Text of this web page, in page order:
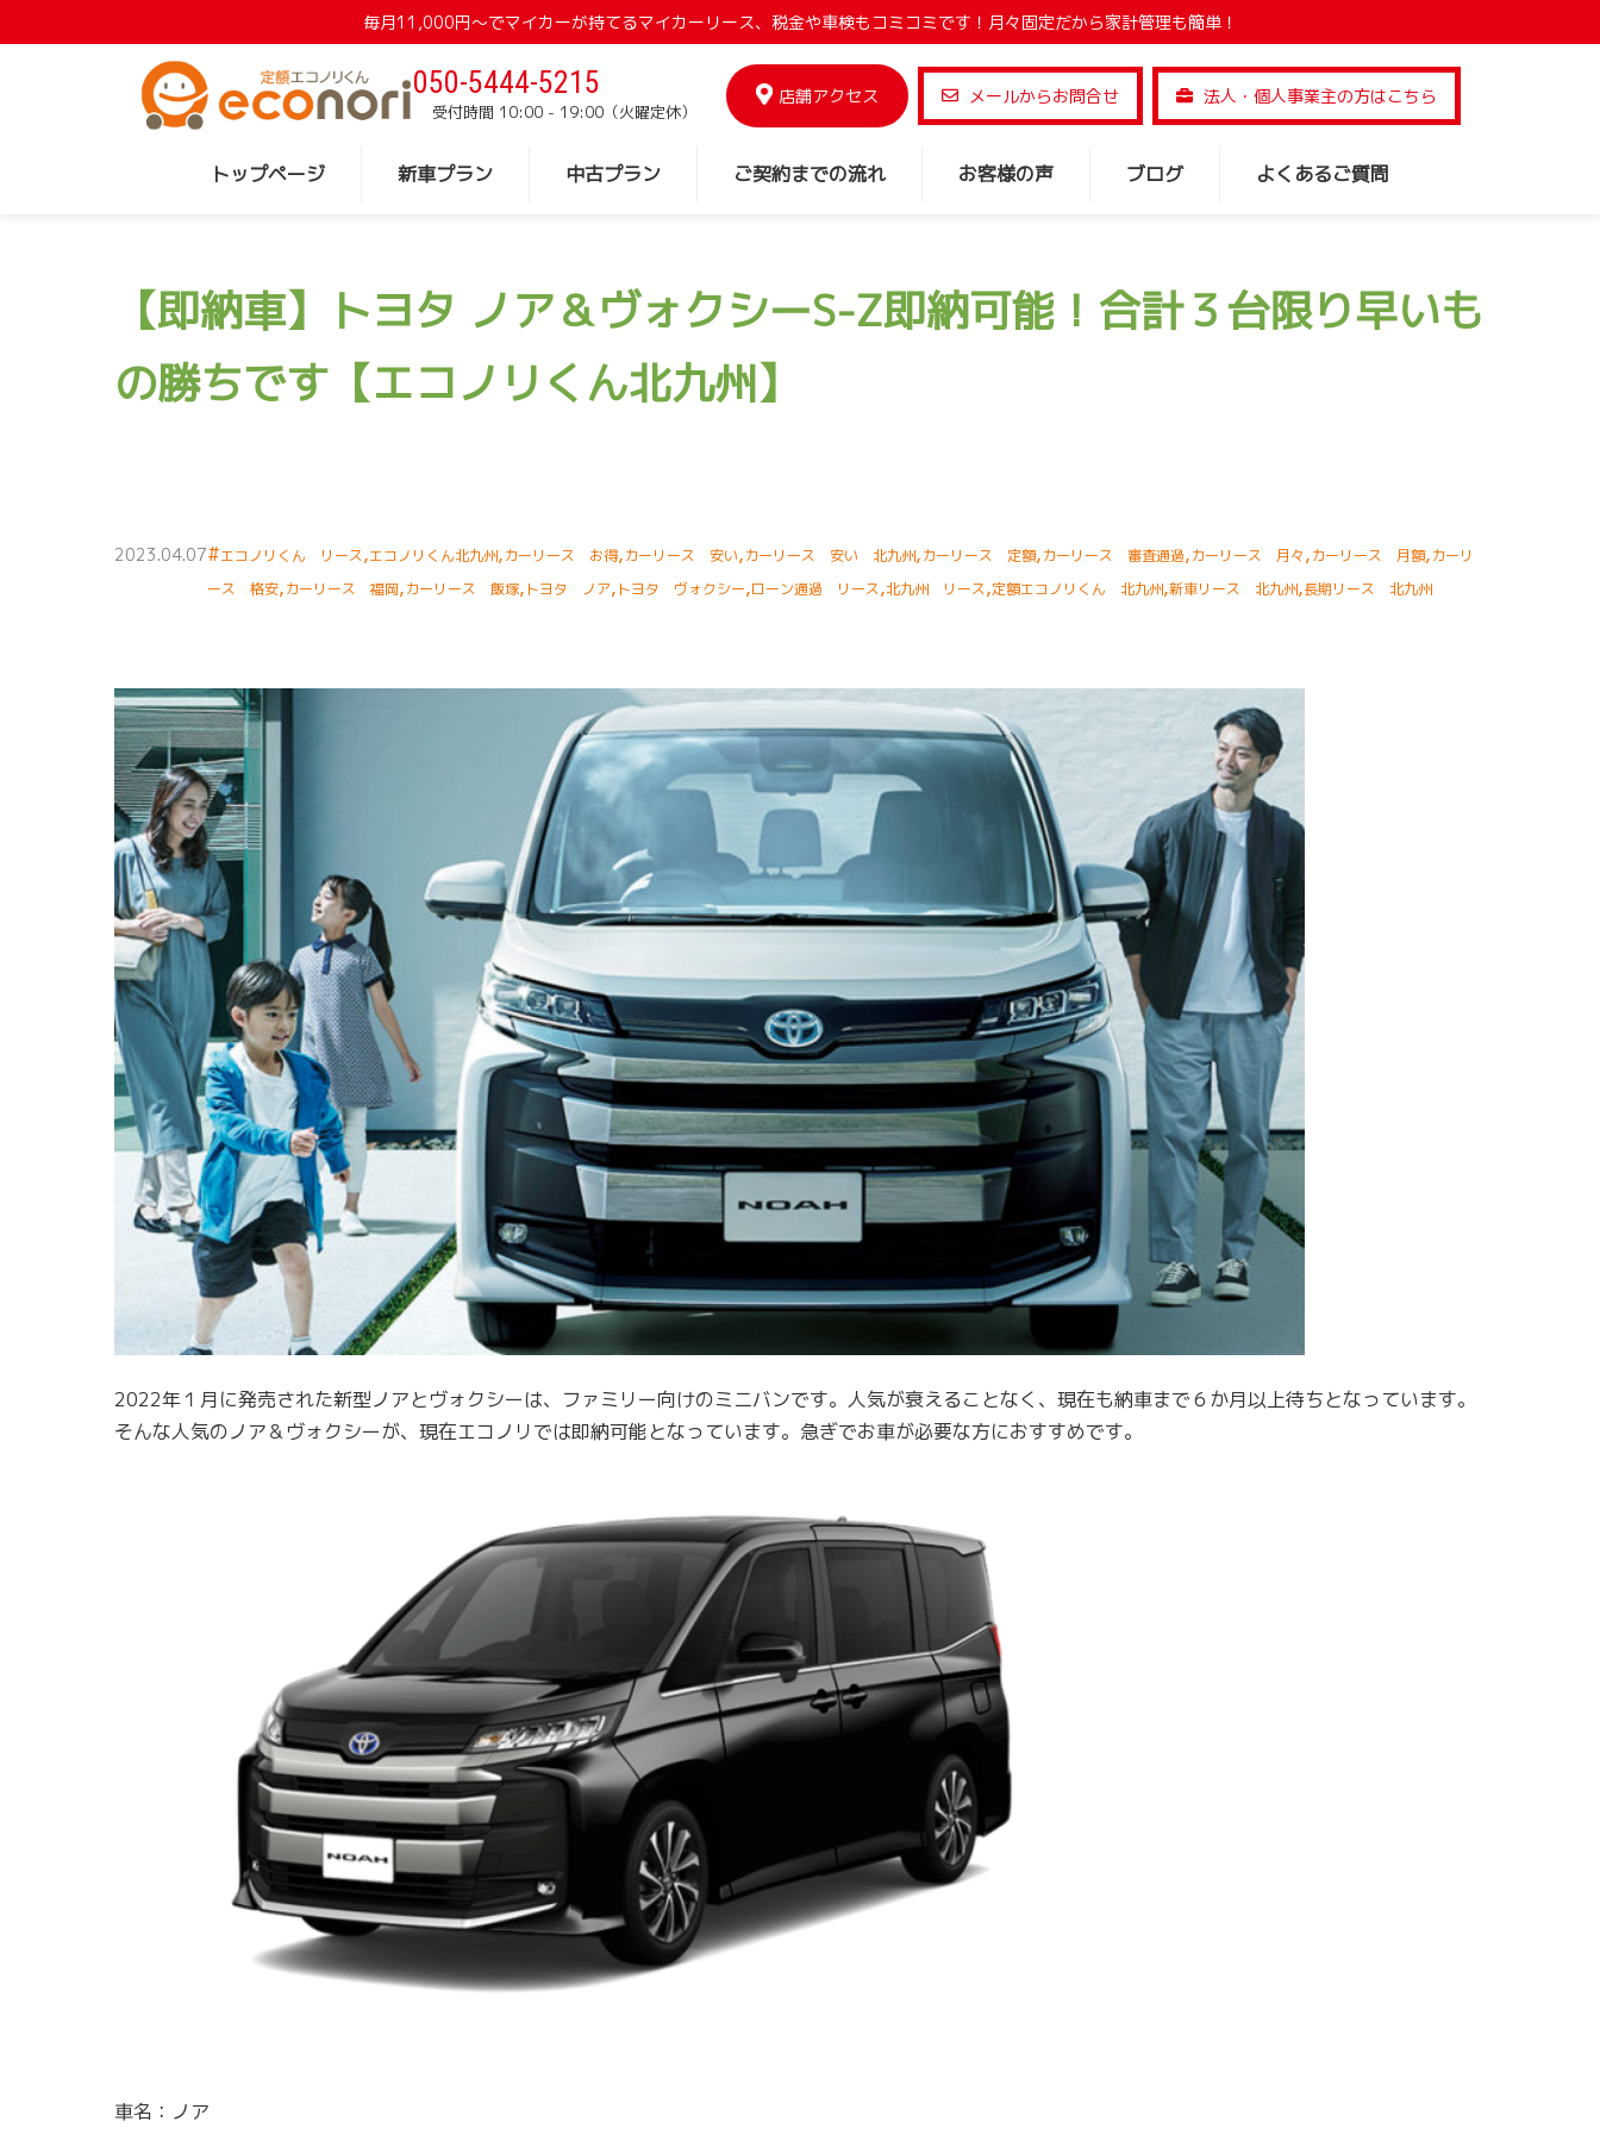
毎月11,000円〜でマイカーが持てるマイカーリース、税金や車検もコミコミです！月々固定だから家計管理も簡単！
050-5444-5215
受付時間 10:00 - 19:00（火曜定休）
店舗アクセス メールからお問合せ 法人・個人事業主の方はこちら
トップページ 新車プラン 中古プラン ご契約までの流れ お客様の声 ブログ よくあるご質問
【即納車】トヨタ ノア＆ヴォクシーS-Z即納可能！合計３台限り早いも
の勝ちです【エコノリくん北九州】
2023.04.07#エコノリくん リース,エコノリくん北九州,カーリース お得,カーリース 安い,カーリース 安い 北九州,カーリース 定額,カーリース 審査通過,カーリース 月々,カーリース 月額,カーリ
ース 格安,カーリース 福岡,カーリース 飯塚, トヨタ ノア, トヨタ ヴォクシー,ローン通過 リース,北九州 リース,定額エコノリくん 北九州,新車リース 北九州,長期リース 北九州
2022年１月に発売された新型ノアとヴォクシーは、ファミリー向けのミニバンです。人気が衰えることなく、現在も納車まで６か月以上待ちとなっています。
そんな人気のノア＆ヴォクシーが、現在エコノリでは即納可能となっています。急ぎでお車が必要な方におすすめです。
車名：ノア